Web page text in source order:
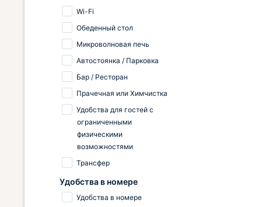
Wi-Fi
Обеденный стол
Микроволновая печь
Автостоянка / Парковка
Бар / Ресторан
Прачечная или Химчистка
Удобства для гостей с
ограниченными
физическими
возможностями
Трансфер
Удобства в номере
Удобства в номере